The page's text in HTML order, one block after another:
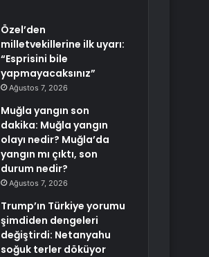
Özel’den
milletvekillerine ilk uyarı:
“Esprisini bile
yapmayacaksınız”
Ağustos 7, 2026
Muğla yangın son
dakika: Muğla yangın
olayı nedir? Muğla’da
yangın mı çıktı, son
durum nedir?
Ağustos 7, 2026
Trump’ın Türkiye yorumu
şimdiden dengeleri
değiştirdi: Netanyahu
soğuk terler döküyor